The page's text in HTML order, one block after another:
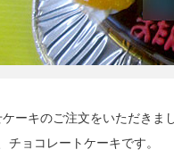
ーキのご注文をいただきま
ョコレートケーキです。